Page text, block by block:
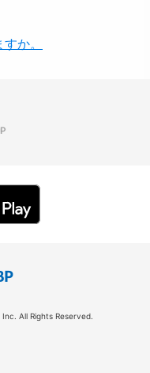
か。
All Rights Reserved.